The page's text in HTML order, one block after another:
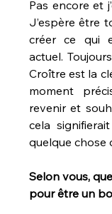
Pas encore et
J’espère être
créer ce qui
actuel.
Croître est la
moment
revenir et
cela
quelque chose
Selon vous,
pour être un